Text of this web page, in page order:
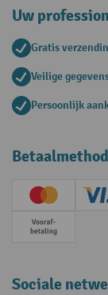
Uw
Gratis
Veilige
Persoonlijk
Creditcard
Sociale